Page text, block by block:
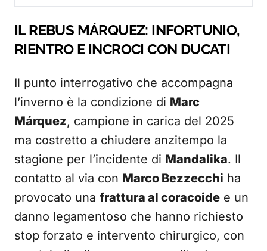
IL REBUS MÁRQUEZ: INFORTUNIO,
RIENTRO E INCROCI CON DUCATI
Il punto interrogativo che accompagna
l’inverno è la condizione di Marc
Márquez, campione in carica del 2025
ma costretto a chiudere anzitempo la
stagione per l’incidente di Mandalika. Il
contatto al via con Marco Bezzecchi ha
provocato una frattura al coracoide e un
danno legamentoso che hanno richiesto
stop forzato e intervento chirurgico, con